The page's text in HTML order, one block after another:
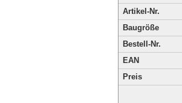
Artikel-Nr.
Baugröße
Bestell-Nr.
EAN
Preis